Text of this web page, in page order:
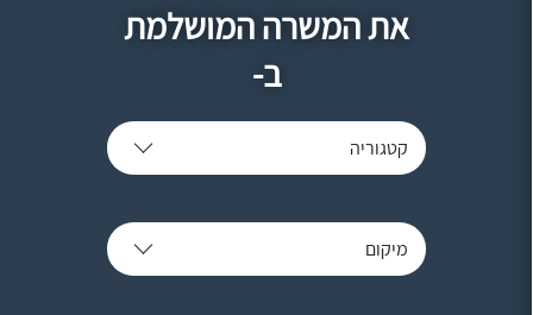
את המשרה המושלמת
ב-
קטגוריה
מיקום